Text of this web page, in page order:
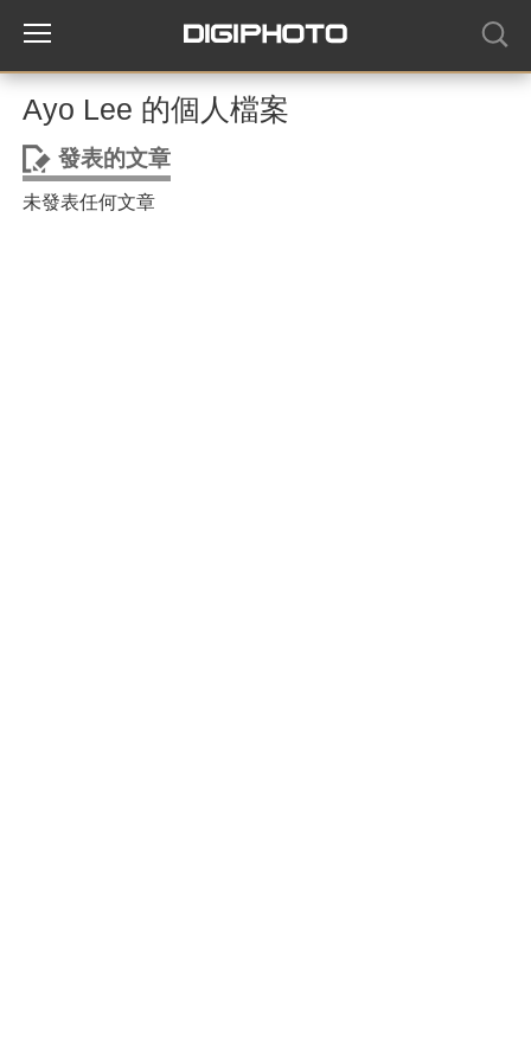
Ayo Lee 的個人檔案
發表的文章
未發表任何文章